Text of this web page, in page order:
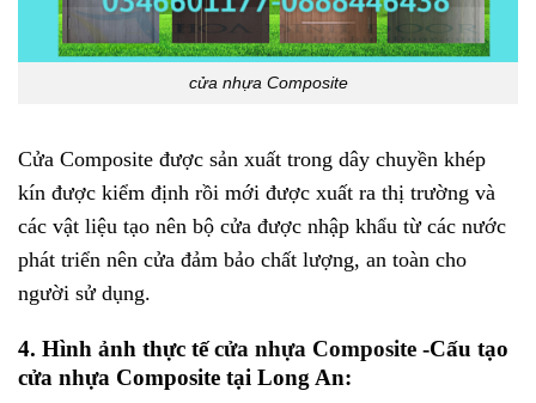
cửa nhựa Composite
Cửa Composite được sản xuất trong dây chuyền khép
kín được kiểm định rồi mới được xuất ra thị trường và
các vật liệu tạo nên bộ cửa được nhập khẩu từ các nước
phát triển nên cửa đảm bảo chất lượng, an toàn cho
người sử dụng.
4. Hình ảnh thực tếcửa nhựa Composite -Cấu tạo
cửa nhựa Composite tại Long An: